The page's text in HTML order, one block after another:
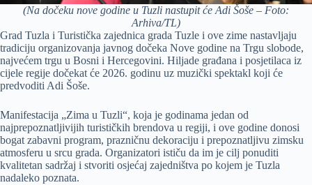
(Na dočeku nove godine u Tuzli nastupit će Adi Šoše – Foto:
Arhiva/TL)
Grad Tuzla i Turistička zajednica grada Tuzle i ove zime nastavljaju
tradiciju organizovanja javnog dočeka Nove godine na Trgu slobode,
najvećem trgu u Bosni i Hercegovini. Hiljade građana i posjetilaca iz
cijele regije dočekat će 2026. godinu uz muzički spektakl koji će
predvoditi Adi Šoše.
Manifestacija „Zima u Tuzli“, koja je godinama jedan od
najprepoznatljivijih turističkih brendova u regiji, i ove godine donosi
bogat zabavni program, prazničnu dekoraciju i prepoznatljivu zimsku
atmosferu u srcu grada. Organizatori ističu da im je cilj ponuditi
kvalitetan sadržaj i stvoriti osjećaj zajedništva po kojem je Tuzla
nadaleko poznata.